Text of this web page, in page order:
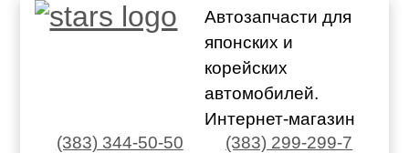
Автозапчасти для
японских и
корейских
автомобилей.
Интернет-магазин
(383) 344-50-50
(383) 299-299-7